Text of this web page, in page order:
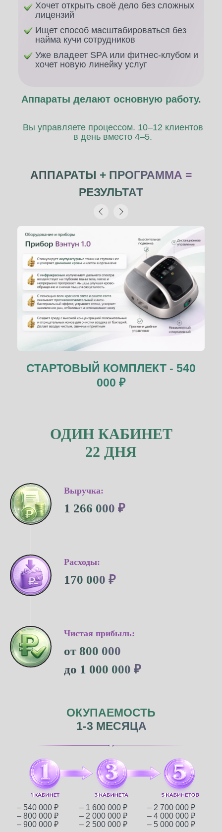
Хочет открыть своё дело без сложных
лицензий
Ищет способ масштабироваться без
найма кучи сотрудников
Уже владеет SPA или фитнес-клубом и
хочет новую линейку услуг
Аппараты делают основную работу.
Вы управляете процессом. 10–12 клиентов
в день вместо 4–5.
СТАРТОВЫЙ КОМПЛЕКТ - 540
000 ₽
АППАРАТЫ + ПРОГРАММА =
РЕЗУЛЬТАТ
ОДИН КАБИНЕТ
22 ДНЯ
Выручка:
1 266 000 ₽
Расходы:
170 000 ₽
Чистая прибыль:
от 800 000
до 1 000 000 ₽
1-3 МЕСЯЦА
ОКУПАЕМОСТЬ
– 540 000 ₽
– 800 000 ₽
– 900 000 ₽
– 1 600 000 ₽
– 2 000 000 ₽
– 2 500 000 ₽
– 2 700 000 ₽
– 4 000 000 ₽
– 5 000 000 ₽